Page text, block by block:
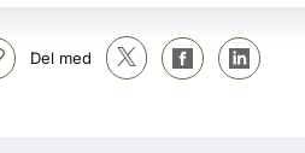
Del med